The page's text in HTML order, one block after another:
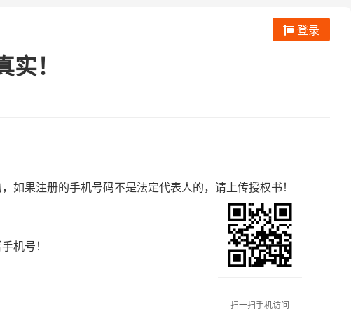
登录
！
如果注册的手机号码不是法定代表人的，请上传授权书！
机号！
扫一扫手机访问